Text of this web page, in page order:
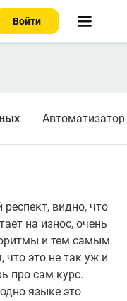
Войти
видно, что
на износ, очень
и тем самым
что это не так уж и
про сам курс.
языке это